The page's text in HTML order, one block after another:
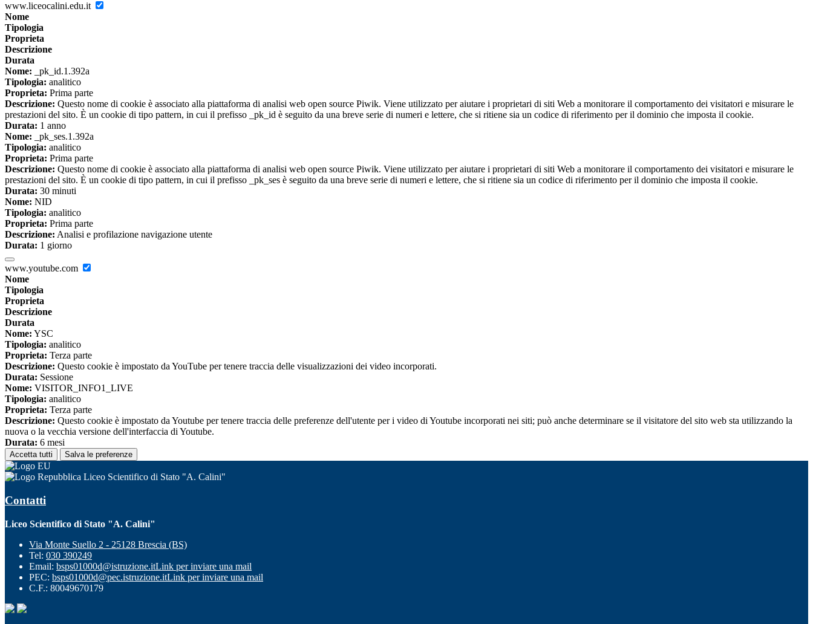
www.liceocalini.edu.it
Nome
Tipologia
Proprieta
Descrizione
Durata
Nome: _pk_id.1.392a
Tipologia: analitico
Proprieta: Prima parte
Descrizione: Questo nome di cookie è associato alla piattaforma di analisi web open source Piwik. Viene utilizzato per aiutare i proprietari di siti Web a monitorare il comportamento dei visitatori e misurare le
prestazioni del sito. È un cookie di tipo pattern, in cui il prefisso _pk_id è seguito da una breve serie di numeri e lettere, che si ritiene sia un codice di riferimento per il dominio che imposta il cookie.
Durata: 1 anno
Nome: _pk_ses.1.392a
Tipologia: analitico
Proprieta: Prima parte
Descrizione: Questo nome di cookie è associato alla piattaforma di analisi web open source Piwik. Viene utilizzato per aiutare i proprietari di siti Web a monitorare il comportamento dei visitatori e misurare le
prestazioni del sito. È un cookie di tipo pattern, in cui il prefisso _pk_ses è seguito da una breve serie di numeri e lettere, che si ritiene sia un codice di riferimento per il dominio che imposta il cookie.
Durata: 30 minuti
Nome: NID
Tipologia: analitico
Proprieta: Prima parte
Descrizione: Analisi e profilazione navigazione utente
Durata: 1 giorno
www.youtube.com
Nome
Tipologia
Proprieta
Descrizione
Durata
Nome: YSC
Tipologia: analitico
Proprieta: Terza parte
Descrizione: Questo cookie è impostato da YouTube per tenere traccia delle visualizzazioni dei video incorporati.
Durata: Sessione
Nome: VISITOR_INFO1_LIVE
Tipologia: analitico
Proprieta: Terza parte
Descrizione: Questo cookie è impostato da Youtube per tenere traccia delle preferenze dell'utente per i video di Youtube incorporati nei siti; può anche determinare se il visitatore del sito web sta utilizzando la
nuova o la vecchia versione dell'interfaccia di Youtube.
Durata: 6 mesi
Accetta tutti Salva le preferenze
Liceo Scientifico di Stato "A. Calini"
Contatti
Liceo Scientifico di Stato "A. Calini"
Via Monte Suello 2 - 25128 Brescia (BS)
Tel: 030 390249
Email: bsps01000d@istruzione.itLink per inviare una mail
PEC: bsps01000d@pec.istruzione.itLink per inviare una mail
C.F.: 80049670179